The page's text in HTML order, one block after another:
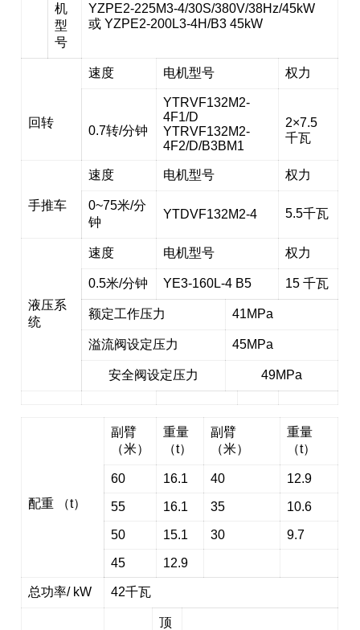
机
型
号
YZPE2-225M3-4/30S/380V/38Hz/45kW
或 YZPE2-200L3-4H/B3 45kW
回转
速度 电机型号 权力
0.7转/分钟
YTRVF132M2-
4F1/D
YTRVF132M2-
4F2/D/B3BM1
2×7.5
千瓦
手推车
速度 电机型号 权力
0~75米/分
钟
YTDVF132M2-4 5.5千瓦
液压系
统
速度 电机型号 权力
0.5米/分钟 YE3-160L-4 B5 15 千瓦
额定工作压力 41MPa
溢流阀设定压力 45MPa
安全阀设定压力 49MPa
配重 （t）
副臂
（米）
重量
（t）
副臂
（米）
重量
（t）
60 16.1 40 12.9
55 16.1 35 10.6
50 15.1 30 9.7
45 12.9
总功率/ kW 42千瓦
顶